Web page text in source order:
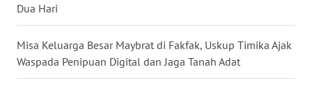
Dua Hari
Misa Keluarga Besar Maybrat di Fakfak, Uskup Timika Ajak
Waspada Penipuan Digital dan Jaga Tanah Adat
WN
GORONTALO
WN
SULUT